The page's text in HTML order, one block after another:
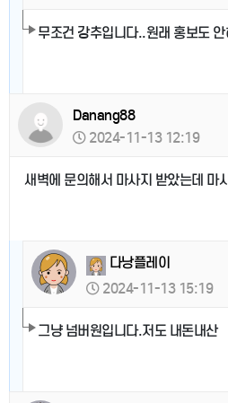
무조건 강추입니다..원래 홍보도
Danang88
2024-11-13 12:19
새벽에 문의해서 마사지 받았는데 마
다낭플레이
2024-11-13 15:19
그냥 넘버원입니다.저도 내돈내산